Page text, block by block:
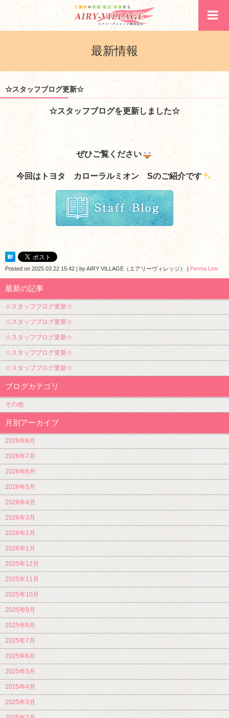
最新情報
☆スタッフブログ更新☆
☆スタッフブログを更新しました☆
ぜひご覧ください
今回はトヨタ カローラルミオン Sのご紹介です
Posted on 2025.03.22 15:42 | byAIRY VILLAGE（エアリーヴィレッジ） | Perma Link
最新の記事
☆スタッフブログ更新☆
☆スタッフブログ更新☆
☆スタッフブログ更新☆
☆スタッフブログ更新☆
☆スタッフブログ更新☆
ブログカテゴリ
その他
月別アーカイブ
2026年8月
2026年7月
2026年6月
2026年5月
2026年4月
2026年3月
2026年2月
2026年1月
2025年12月
2025年11月
2025年10月
2025年9月
2025年8月
2025年7月
2025年6月
2025年5月
2025年4月
2025年3月